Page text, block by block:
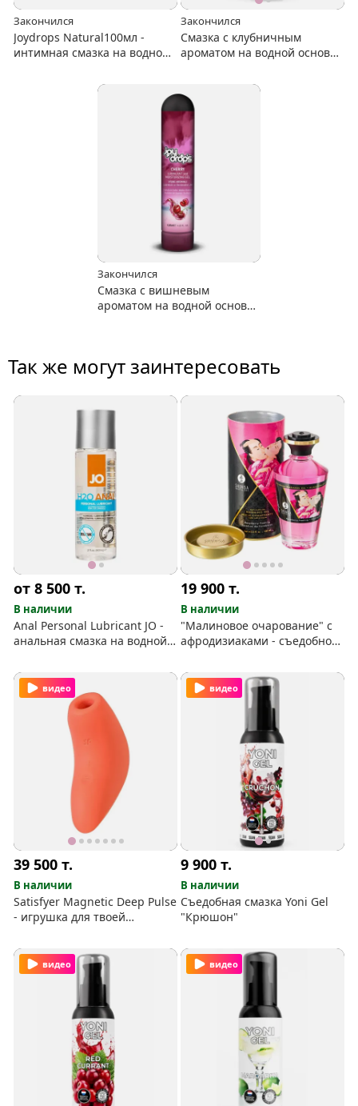
Закончился
Joydrops Natural100мл -
интимная смазка на водной
Закончился
Смазка с клубничным
ароматом на водной основе
Закончился
Смазка с вишневым
ароматом на водной основе
Так же могут заинтересовать
от 8 500т.
В наличии
Anal Personal Lubricant JO -
анальная смазка на водной
19 900т.
В наличии
"Малиновое очарование" с
афродизиаками - съедобное
видео
39 500т.
В наличии
Satisfyer Magnetic Deep Pulse
- игрушка для твоей
видео
9 900т.
В наличии
Съедобная смазка Yoni Gel
"Крюшон"
видео видео